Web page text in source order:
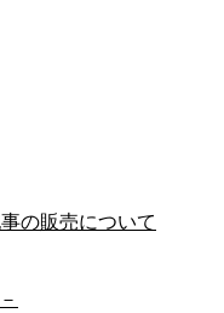
の販売について